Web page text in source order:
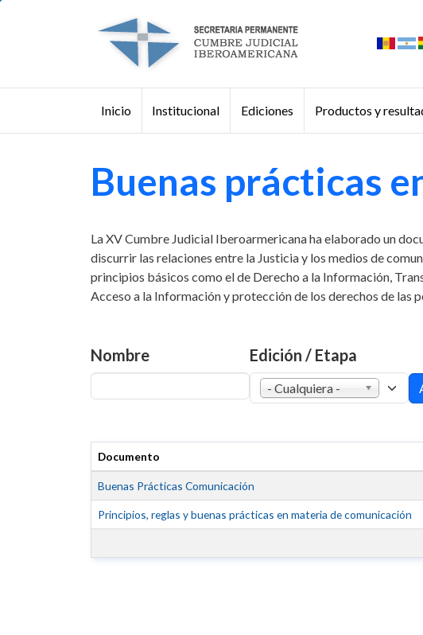
Buscar
Inicio Institucional Ediciones Productos y
Buenas prácticas
La XV Cumbre Judicial Iberoarmericana ha elaborado un
discurrir las relaciones entre la Justicia y los medios de
principios básicos como el de Derecho a la Información,
Acceso a la Información y protección de los derechos de las
Nombre Edición / Etapa
- Cualquiera -
Documento
Buenas Prácticas Comunicación
Principios, reglas y buenas prácticas en materia de comunicación